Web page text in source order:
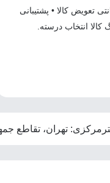
اصالت کالا و قیمت منصفانه • ۴ ماه گارانتی تعویض کالا • پشتیبانی
انتخاب درسته.
تهران، تقاطع جمهوری و